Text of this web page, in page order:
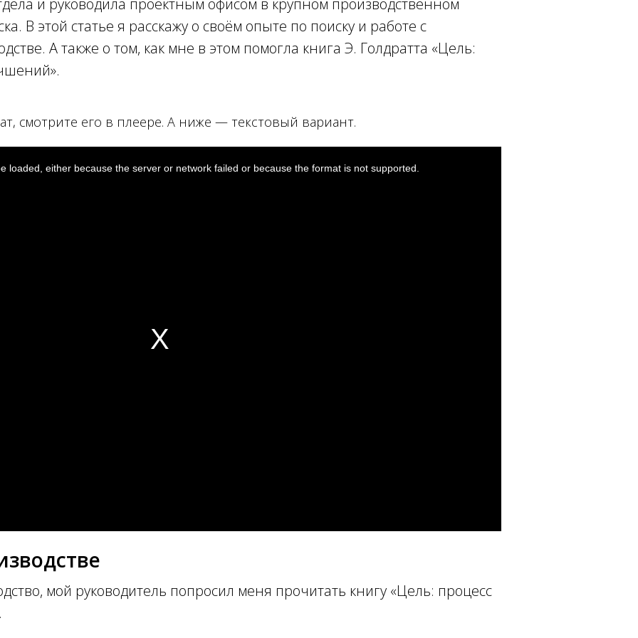
и руководила проектным офисом в крупном производственном
В этой статье я расскажу о своём опыте по поиску и работе с
А также о том, как мне в этом помогла книга Э. Голдратта «Цель:
смотрите его в плеере. А ниже — текстовый вариант.
мой руководитель попросил меня прочитать книгу «Цель: процесс